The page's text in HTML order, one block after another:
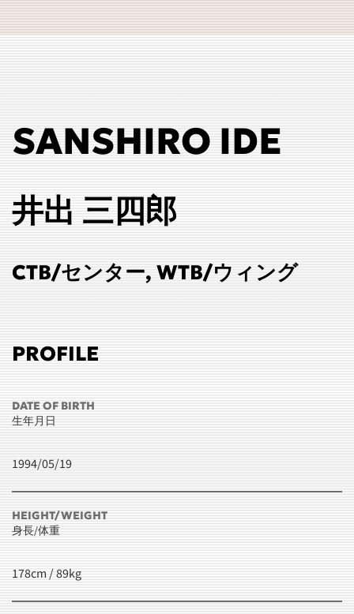
SANSHIRO IDE
井出 三四郎
CTB/センター, WTB/ウィング
PROFILE
DATE OF BIRTH
生年月日
1994/05/19
HEIGHT/WEIGHT
身長/体重
178cm / 89kg